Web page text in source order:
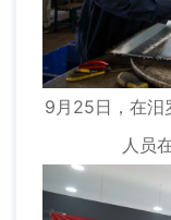
9月25日，在汨
人员